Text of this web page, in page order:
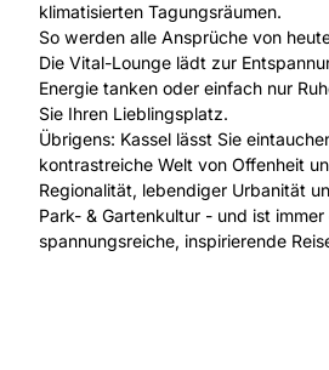
klimatisierten Tagungsräumen.
So werden alle Ansprüche von
Die Vital-Lounge lädt zur
Energie tanken oder einfach nur
Sie Ihren Lieblingsplatz.
Übrigens: Kassel lässt Sie
kontrastreiche Welt von Offenheit
Regionalität, lebendiger Urbanität
Park- & Gartenkultur - und ist immer
spannungsreiche, inspirierende